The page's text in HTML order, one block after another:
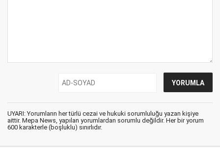
UYARI: Yorumların her türlü cezai ve hukuki sorumluluğu yazan kişiye
aittir. Mepa News, yapılan yorumlardan sorumlu değildir. Her bir yorum
600 karakterle (boşluklu) sınırlıdır.